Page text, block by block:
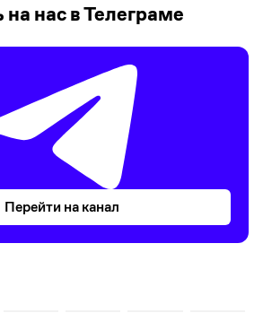
нас в Телеграме
Перейти на канал